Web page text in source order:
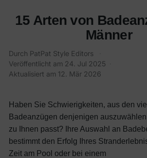
15 Arten von
Männer
Durch PatPat Style Editors
Veröffentlicht am 24. Jul 2025
Aktualisiert am 12. Mär 2026
Haben Sie Schwierigkeiten, aus den
Badeanzügen denjenigen
zu Ihnen passt? Ihre Auswahl an
bestimmt den Erfolg Ihres
Zeit am Pool oder bei einem